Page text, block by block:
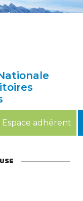
Espace adhérent